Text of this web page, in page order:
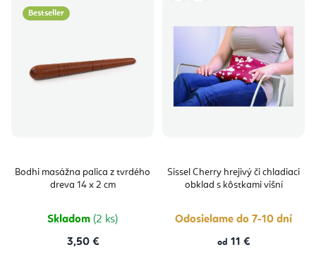
Bestseller
Bodhi masážna palica z tvrdého
dreva 14 x 2 cm
Skladom (2 ks)
3,50 €
Sissel Cherry hrejivý či chladiaci
obklad s kôstkami višní
Odosielame do 7-10 dní
od 11 €